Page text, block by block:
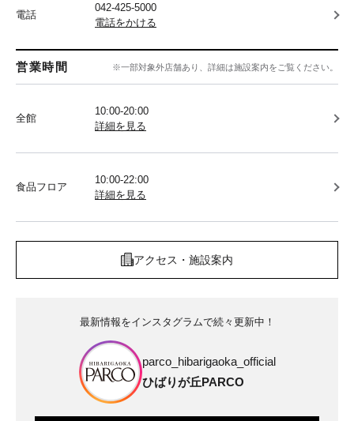
電話
042-425-5000
電話をかける
営業時間 ※一部対象外店舗あり、詳細は施設案内をご覧ください。
全館
10:00-20:00
詳細を見る
食品フロア
10:00-22:00
詳細を見る
アクセス・施設案内
最新情報をインスタグラムで続々更新中！
parco_hibarigaoka_official
ひばりが丘PARCO